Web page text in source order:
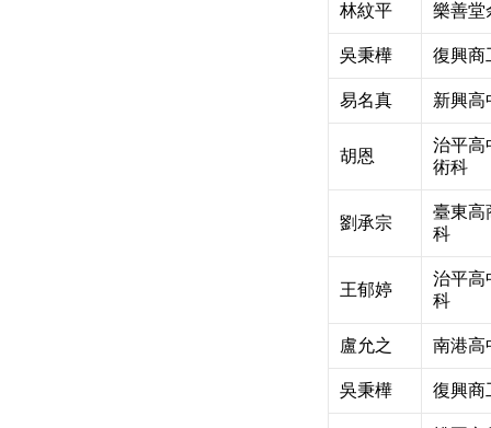
林紋平 樂善堂
吳秉樺 復興商
易名真 新興高
胡恩
治平高
術科
劉承宗
臺東高
科
王郁婷
治平高
科
盧允之 南港高
吳秉樺 復興商